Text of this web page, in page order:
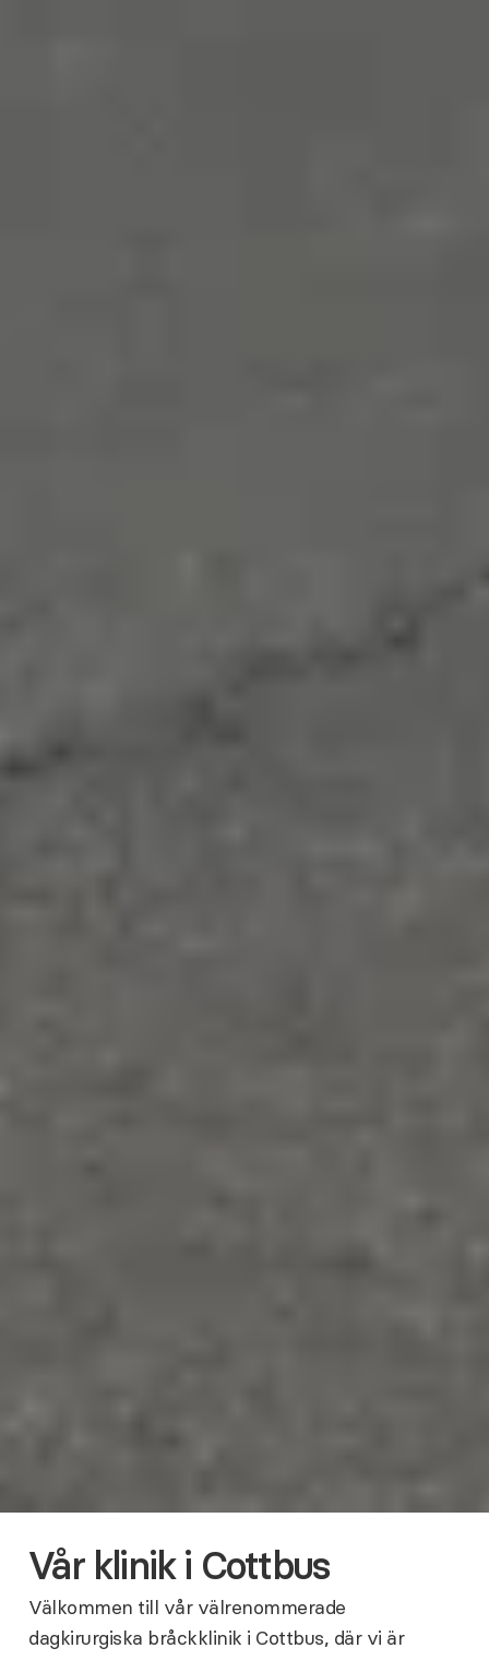
Vår klinik i Cottbus
Välkommen till vår välrenommerade
dagkirurgiska bråckklinik i Cottbus, där vi är